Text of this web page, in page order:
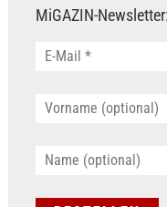
MiGAZIN-Newsletter: